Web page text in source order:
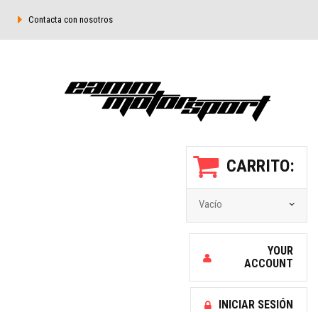
Contacta con nosotros
CARRITO:
Vacío
YOUR
ACCOUNT
INICIAR SESIÓN